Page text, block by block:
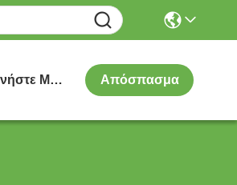
Επικοινωνήστε Μαζί Μας Απόσπασμα